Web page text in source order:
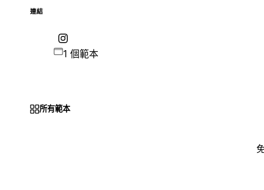
連結
1 個範本
所有範本